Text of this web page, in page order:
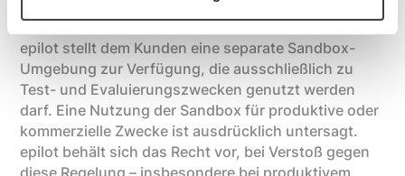
epilot stellt dem Kunden eine separate Sandbox-
Umgebung zur Verfügung, die ausschließlich zu
Test- und Evaluierungszwecken genutzt werden
darf. Eine Nutzung der Sandbox für produktive oder
kommerzielle Zwecke ist ausdrücklich untersagt.
epilot behält sich das Recht vor, bei Verstoß gegen